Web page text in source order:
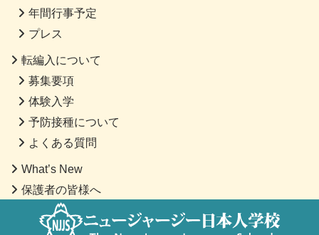
年間行事予定
プレス
転編入について
募集要項
体験入学
予防接種について
よくある質問
What’s New
保護者の皆様へ